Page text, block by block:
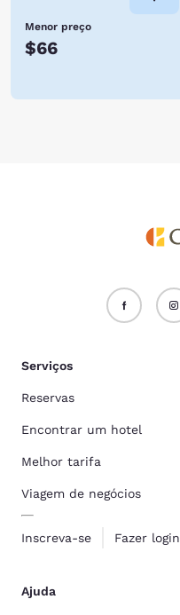
Menor preço
$66
Serviços
Reservas
Encontrar um hotel
Melhor tarifa
Viagem de negócios
Inscreva-se Fazer login
Ajuda